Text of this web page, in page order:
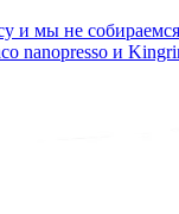
и мы не
nanopresso и